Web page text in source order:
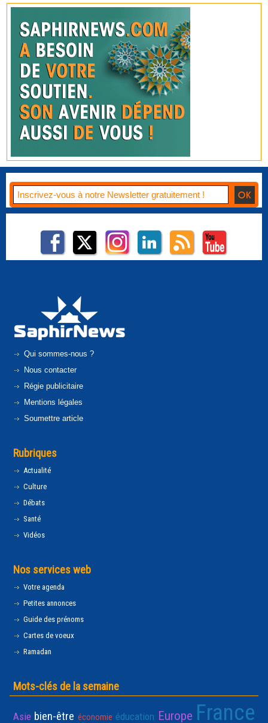
Qui sommes-nous ?
Nous contacter
Régie publicitaire
Mentions légales
Soumettre article
Rubriques
Actualité
Culture
Débats
Santé
Vidéos
Nos services web
Votre agenda
Petites annonces
Guide des prénoms
Cartes de voeux
Ramadan
Mots-clés de la semaine
Asie bien-être économie éducation Europe France